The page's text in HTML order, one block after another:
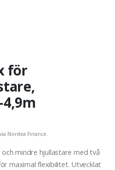
för
Nordea Finance.
mindre hjullastare med två
maximal flexibilitet. Utvecklat